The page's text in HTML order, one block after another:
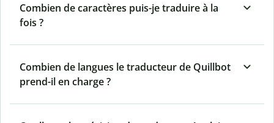
Combien de caractères puis-je traduire à la
fois ?
Combien de langues le traducteur de Quillbot
prend-il en charge ?